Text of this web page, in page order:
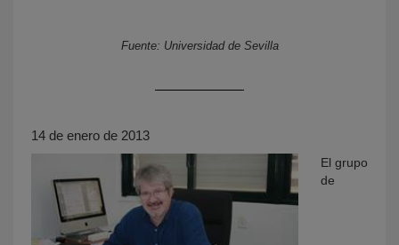
Fuente: Universidad de Sevilla
14 de enero de 2013
El grupo
de